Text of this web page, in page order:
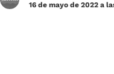
16 de mayo de 2022 a